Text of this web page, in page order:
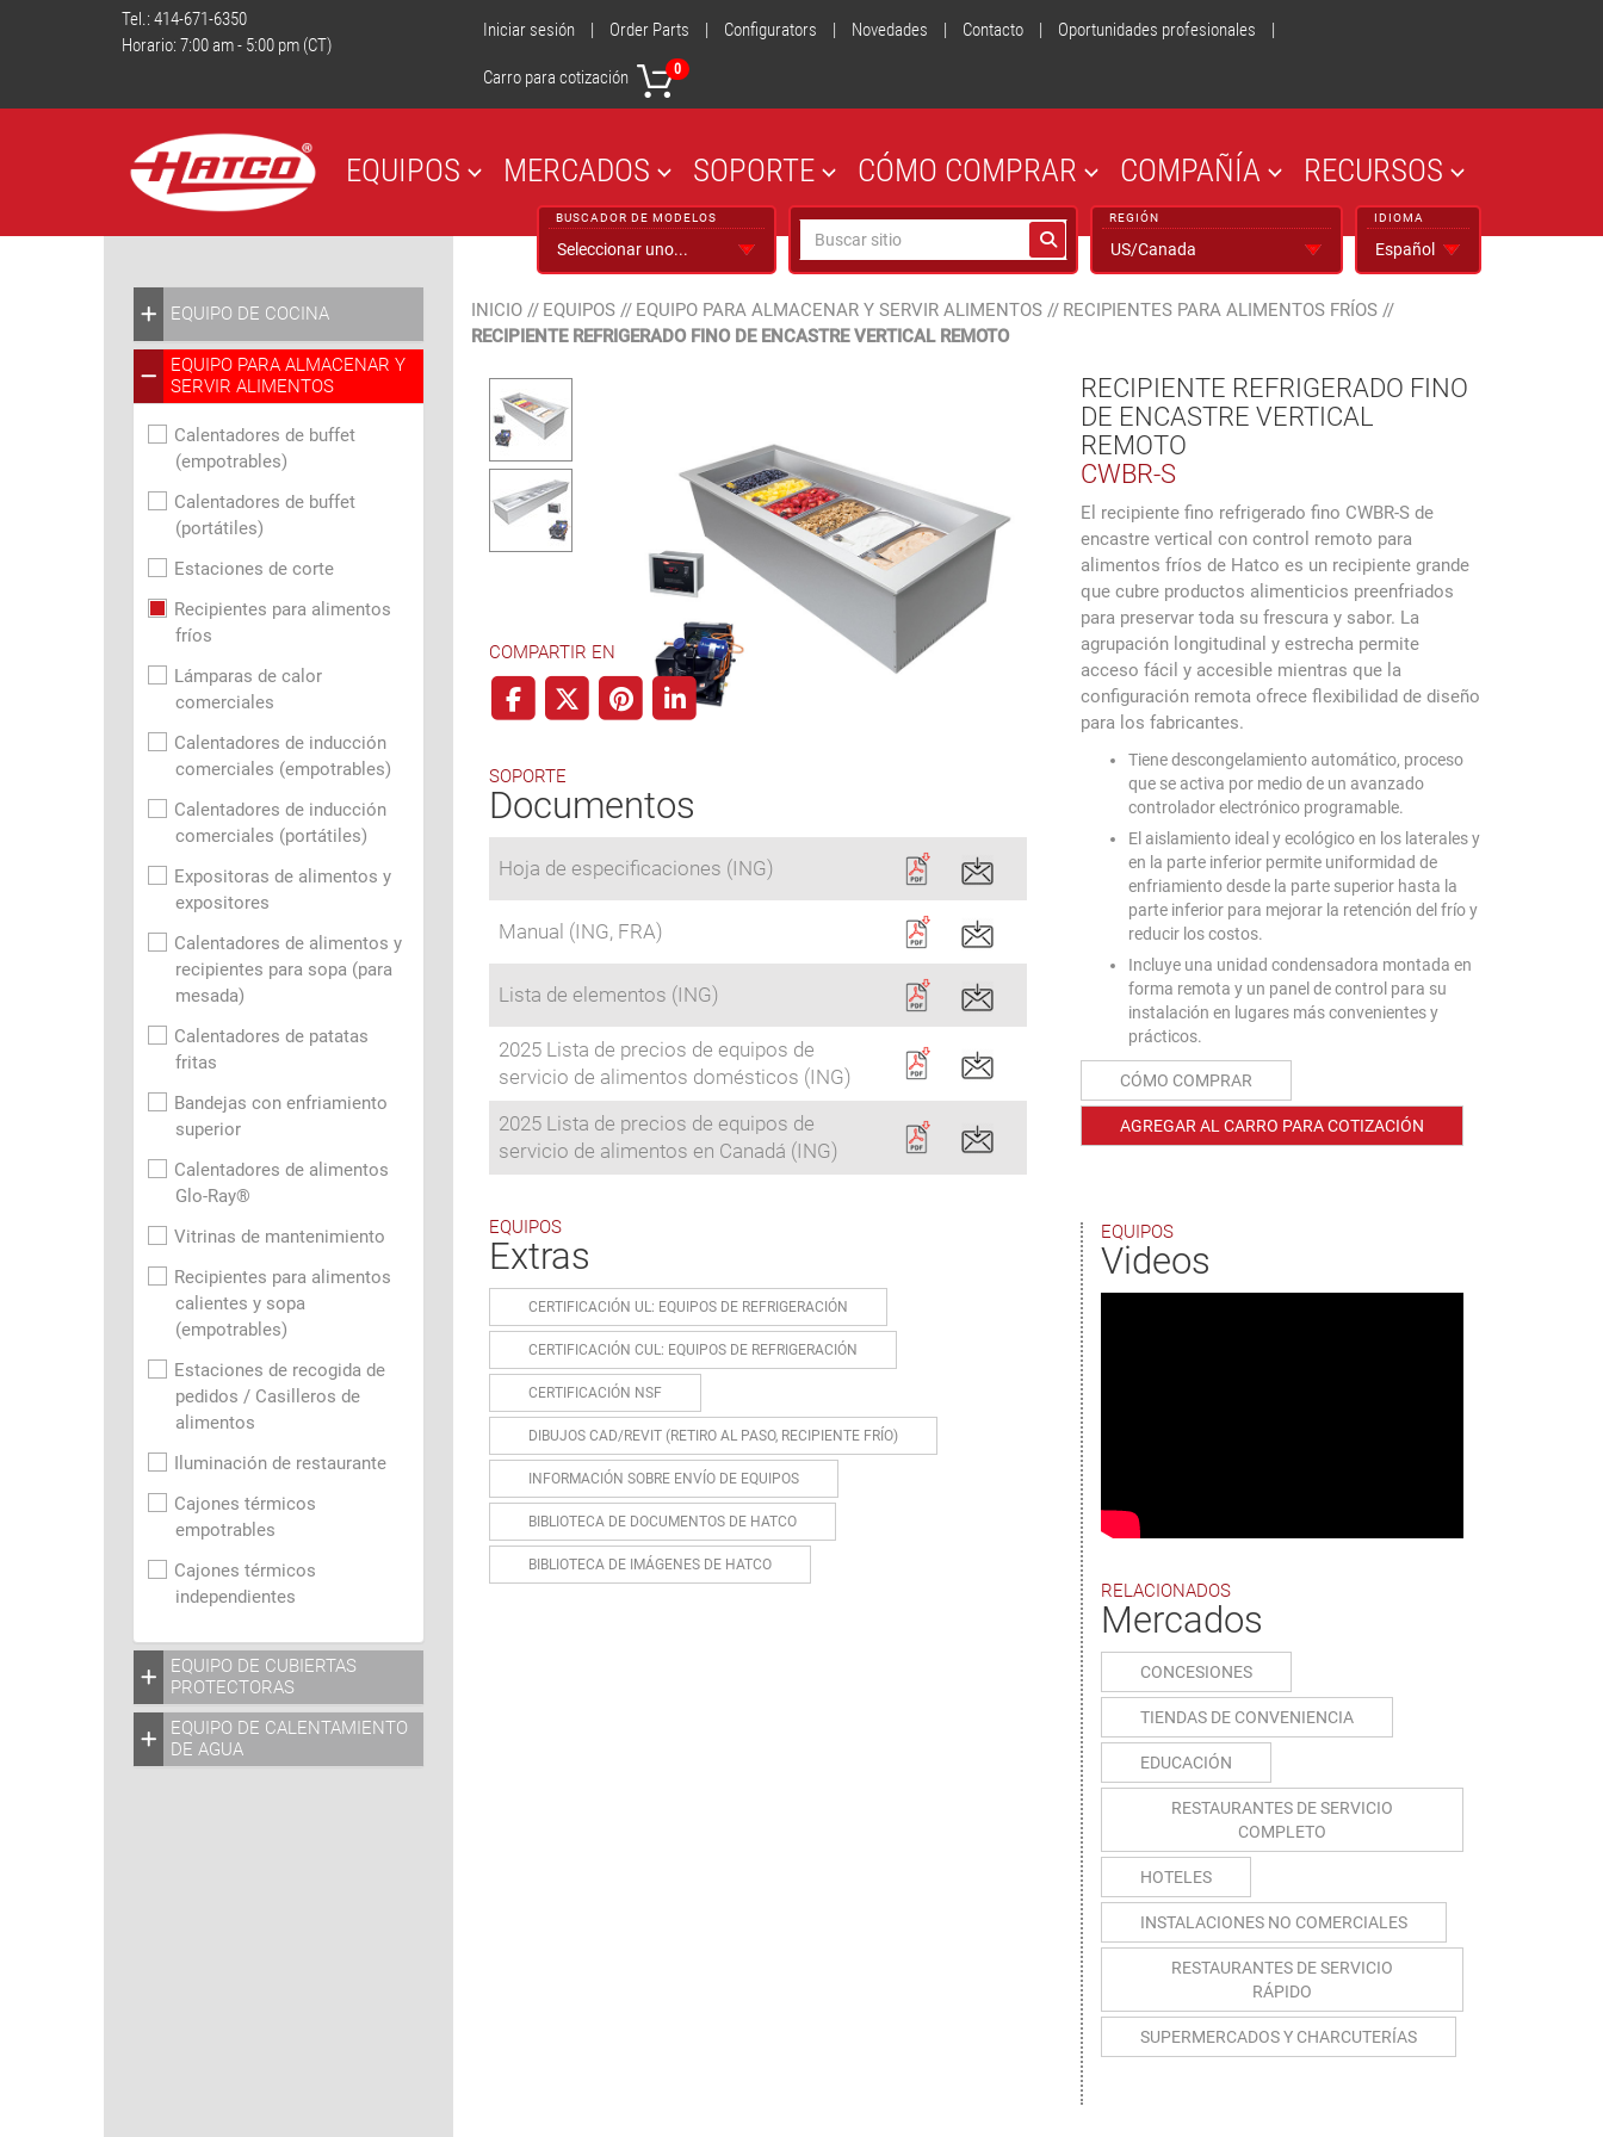
Tel.: 414-671-6350
Horario: 7:00 am - 5:00 pm (CT)
Iniciar sesión | Order Parts | Configurators | Novedades | Contacto | Oportunidades profesionales |
Carro para cotización 0
EQUIPOS MERCADOS SOPORTE CÓMO COMPRAR COMPAÑÍA RECURSOS
BUSCADOR DE MODELOS REGIÓN IDIOMA
EQUIPO DE COCINA
EQUIPO PARA ALMACENAR Y
SERVIR ALIMENTOS
Calentadores de buffet
(empotrables)
Calentadores de buffet
(portátiles)
Estaciones de corte
Recipientes para alimentos
fríos
Lámparas de calor
comerciales
Calentadores de inducción
comerciales (empotrables)
Calentadores de inducción
comerciales (portátiles)
Expositoras de alimentos y
expositores
Calentadores de alimentos y
recipientes para sopa (para
mesada)
Calentadores de patatas
fritas
Bandejas con enfriamiento
superior
Calentadores de alimentos
Glo-Ray®
Vitrinas de mantenimiento
Recipientes para alimentos
calientes y sopa
(empotrables)
Estaciones de recogida de
pedidos / Casilleros de
alimentos
Iluminación de restaurante
Cajones térmicos
empotrables
Cajones térmicos
independientes
EQUIPO DE CUBIERTAS
PROTECTORAS
EQUIPO DE CALENTAMIENTO
DE AGUA
INICIO// EQUIPOS// EQUIPO PARA ALMACENAR Y SERVIR ALIMENTOS// RECIPIENTES PARA ALIMENTOS FRÍOS//
RECIPIENTE REFRIGERADO FINO DE ENCASTRE VERTICAL REMOTO
COMPARTIR EN
SOPORTE
Documentos
Hoja de especificaciones (ING)
Manual (ING, FRA)
Lista de elementos (ING)
2025 Lista de precios de equipos de
servicio de alimentos domésticos (ING)
2025 Lista de precios de equipos de
servicio de alimentos en Canadá (ING)
EQUIPOS
Extras
CERTIFICACIÓN UL: EQUIPOS DE REFRIGERACIÓN
CERTIFICACIÓN CUL: EQUIPOS DE REFRIGERACIÓN
CERTIFICACIÓN NSF
DIBUJOS CAD/REVIT (RETIRO AL PASO, RECIPIENTE FRÍO)
INFORMACIÓN SOBRE ENVÍO DE EQUIPOS
BIBLIOTECA DE DOCUMENTOS DE HATCO
BIBLIOTECA DE IMÁGENES DE HATCO
RECIPIENTE REFRIGERADO FINO
DE ENCASTRE VERTICAL
REMOTO
CWBR-S
El recipiente fino refrigerado fino CWBR-S de
encastre vertical con control remoto para
alimentos fríos de Hatco es un recipiente grande
que cubre productos alimenticios preenfriados
para preservar toda su frescura y sabor. La
agrupación longitudinal y estrecha permite
acceso fácil y accesible mientras que la
configuración remota ofrece flexibilidad de diseño
para los fabricantes.
Tiene descongelamiento automático, proceso
que se activa por medio de un avanzado
controlador electrónico programable.
El aislamiento ideal y ecológico en los laterales y
en la parte inferior permite uniformidad de
enfriamiento desde la parte superior hasta la
parte inferior para mejorar la retención del frío y
reducir los costos.
Incluye una unidad condensadora montada en
forma remota y un panel de control para su
instalación en lugares más convenientes y
prácticos.
CÓMO COMPRAR
AGREGAR AL CARRO PARA COTIZACIÓN
EQUIPOS
Videos
RELACIONADOS
Mercados
CONCESIONES
TIENDAS DE CONVENIENCIA
EDUCACIÓN
RESTAURANTES DE SERVICIO
COMPLETO
HOTELES
INSTALACIONES NO COMERCIALES
RESTAURANTES DE SERVICIO
RÁPIDO
SUPERMERCADOS Y CHARCUTERÍAS